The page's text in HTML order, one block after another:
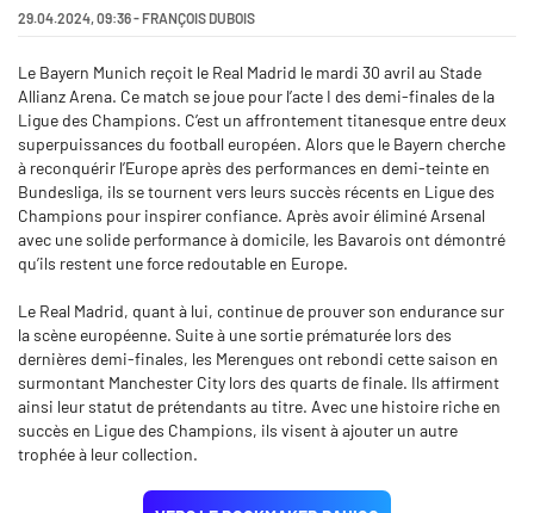
29.04.2024,09:36- FRANÇOIS DUBOIS
Le Bayern Munich reçoit le Real Madrid le mardi 30 avril au Stade
Allianz Arena. Ce match se joue pour l’acte I des demi-finales de la
Ligue des Champions. C’est un affrontement titanesque entre deux
superpuissances du football européen. Alors que le Bayern cherche
à reconquérir l’Europe après des performances en demi-teinte en
Bundesliga, ils se tournent vers leurs succès récents en Ligue des
Champions pour inspirer confiance. Après avoir éliminé Arsenal
avec une solide performance à domicile, les Bavarois ont démontré
qu’ils restent une force redoutable en Europe.
Le Real Madrid, quant à lui, continue de prouver son endurance sur
la scène européenne. Suite à une sortie prématurée lors des
dernières demi-finales, les Merengues ont rebondi cette saison en
surmontant Manchester City lors des quarts de finale. Ils affirment
ainsi leur statut de prétendants au titre. Avec une histoire riche en
succès en Ligue des Champions, ils visent à ajouter un autre
trophée à leur collection.